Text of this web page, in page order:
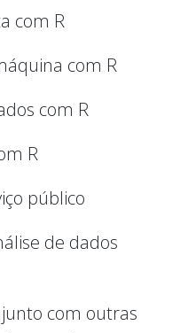
com R
com R
com R
R
público
de dados
com outras